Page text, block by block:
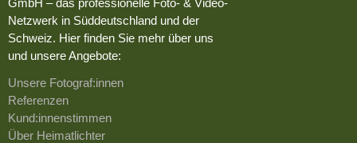
Netzwerk in Süddeutschland und der
Schweiz. Hier finden Sie mehr über uns
und unsere Angebote:
Unsere Fotograf:innen
Referenzen
Kund:innenstimmen
Über Heimatlichter